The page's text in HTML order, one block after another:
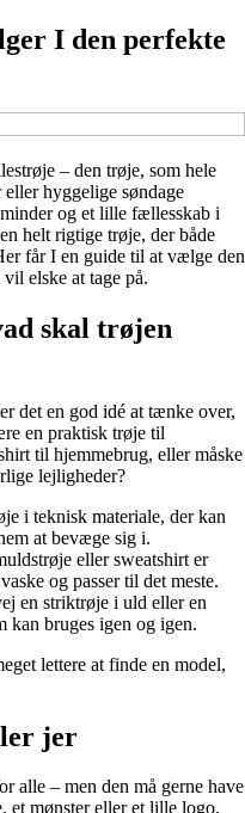
I den perfekte
– den trøje, som hele
hyggelige søndage
og et lille fællesskab i
helt rigtige trøje, der både
får I en guide til at vælge den
elske at tage på.
skal trøjen
det en god idé at tænke over,
en praktisk trøje til
til hjemmebrug, eller måske
lejligheder?
i teknisk materiale, der kan
at bevæge sig i.
eller sweatshirt er
og passer til det meste.
en striktrøje i uld eller en
kan bruges igen og igen.
lettere at finde en model,
jer
alle – men den må gerne have
mønster eller et lille logo,